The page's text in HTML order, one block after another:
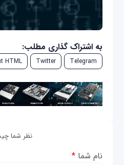
به اشتراک گذاری مطلب:
Telegram
Twitter
HTML
نظر شما
نام شما*